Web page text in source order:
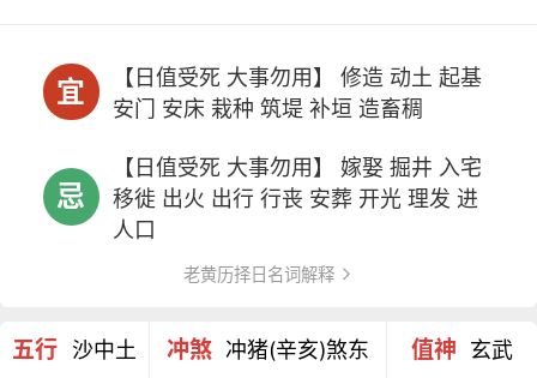
宜
【日值受死 大事勿用】 修造 动土 起基
安门 安床 栽种 筑堤 补垣 造畜稠
忌
【日值受死 大事勿用】 嫁娶 掘井 入宅
移徙 出火 出行 行丧 安葬 开光 理发 进
人口
老黄历择日名词解释
五行 沙中土 冲煞 冲猪(辛亥)煞东 值神 玄武